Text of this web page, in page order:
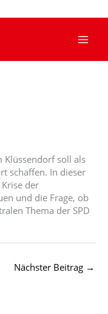
Klüssendorf soll als
schaffen. In dieser
der
und die Frage, ob
Thema der SPD
Nächster Beitrag →